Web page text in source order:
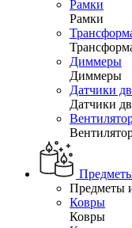
Рамки
Рамки
Диммеры
Диммеры
Датчики
Датчики
Предметы
Ковры
Ковры